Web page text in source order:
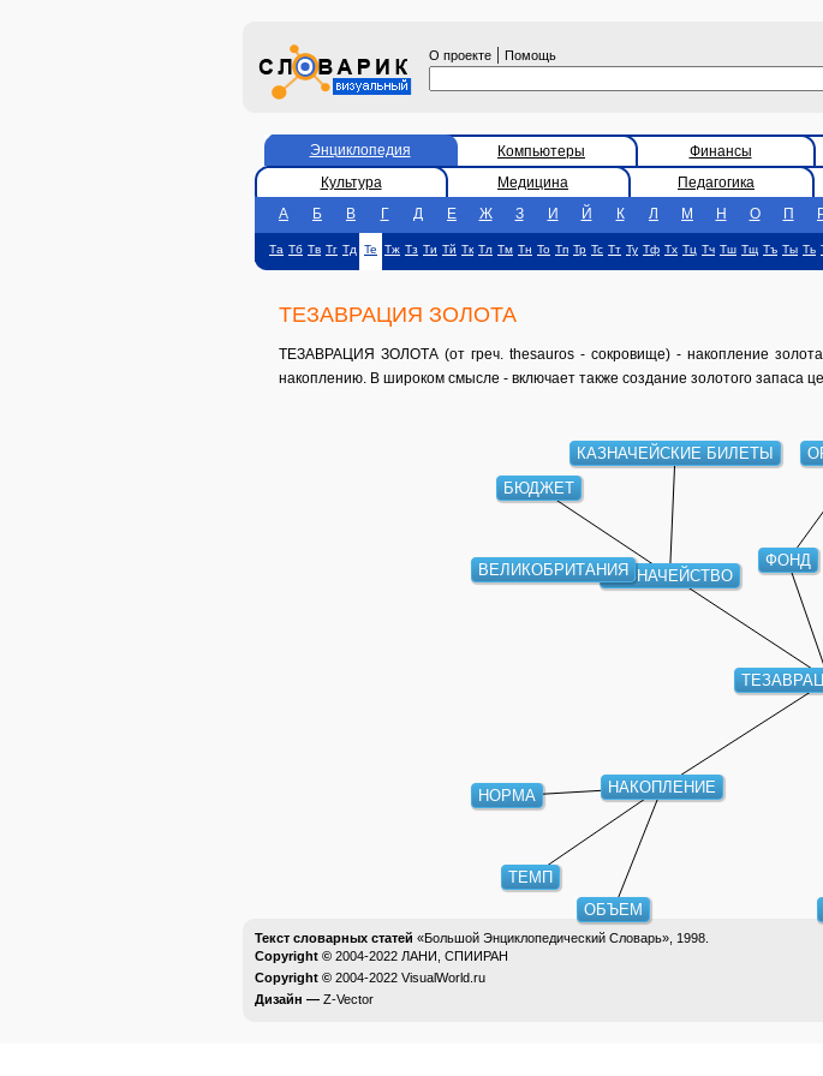
О проекте | Помощь
Энциклопедия Компьютеры Финансы
Культура
Медицина Педагогика
А
Б В Г Д Е Ж З И Й К Л М Н О П
Та Тб Тв Тг Тд Те Тж Тз Ти Тй Тк Тл Тм Тн То Тп Тр Тс Тт Ту Тф Тх Тц Тч Тш Тщ Тъ Ты Ть
ТЕЗАВРАЦИЯ ЗОЛОТА
ТЕЗАВРАЦИЯ ЗОЛОТА (от греч. thesauros - сокровище) - накопление
накоплению. В широком смысле - включает также создание золотого
КАЗНАЧЕЙСТВО
НАКОПЛЕНИЕ
ФОНД
КАЗНАЧЕЙСКИЕ БИЛЕТЫ
БЮДЖЕТ
ВЕЛИКОБРИТАНИЯ
ТЕМП
НОРМА
ОБЪЕМ
Текст словарных статей «Большой Энциклопедический Словарь», 1998.
Copyright © 2004-2022 ЛАНИ, СПИИРАН
Copyright © 2004-2022 VisualWorld.ru
Дизайн — Z-Vector